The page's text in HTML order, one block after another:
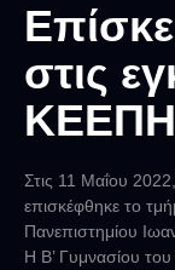
στις
ΚΕΕΠΗ
Στις 11 Μαΐου
επισκέφθηκε το
Πανεπιστημίου
Η Β’ Γυμνασίου